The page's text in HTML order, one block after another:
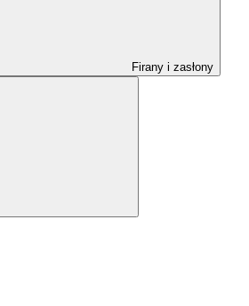
Firany i zasłony